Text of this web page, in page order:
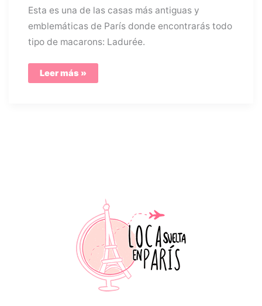
Esta es una de las casas más antiguas y
emblemáticas de París donde encontrarás todo
tipo de macarons: Ladurée.
Ladurée,
salón
Leer más »